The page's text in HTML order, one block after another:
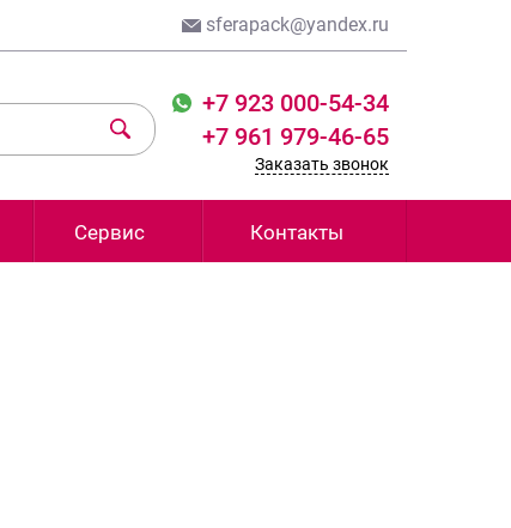
sferapack@yandex.ru
+7 923 000-54-34
+7 961 979-46-65
Заказать звонок
Сервис Контакты